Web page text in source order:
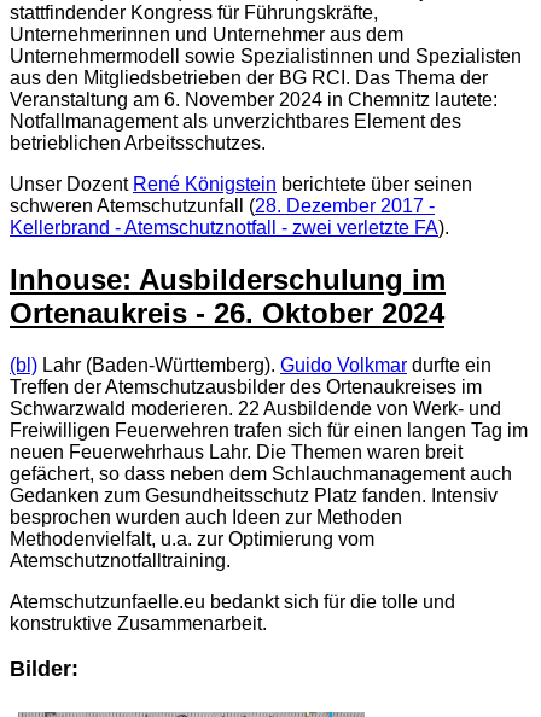
stattfindender Kongress für Führungskräfte,
Unternehmerinnen und Unternehmer aus dem
Unternehmermodell sowie Spezialistinnen und Spezialisten
aus den Mitgliedsbetrieben der BG RCI. Das Thema der
Veranstaltung am 6. November 2024 in Chemnitz lautete:
Notfallmanagement als unverzichtbares Element des
betrieblichen Arbeitsschutzes.
Unser Dozent René Königstein berichtete über seinen
schweren Atemschutzunfall (28. Dezember 2017 -
Kellerbrand - Atemschutznotfall - zwei verletzte FA).
Inhouse: Ausbilderschulung im
Ortenaukreis - 26. Oktober 2024
(bl) Lahr (Baden-Württemberg). Guido Volkmar durfte ein
Treffen der Atemschutzausbilder des Ortenaukreises im
Schwarzwald moderieren. 22 Ausbildende von Werk- und
Freiwilligen Feuerwehren trafen sich für einen langen Tag im
neuen Feuerwehrhaus Lahr. Die Themen waren breit
gefächert, so dass neben dem Schlauchmanagement auch
Gedanken zum Gesundheitsschutz Platz fanden. Intensiv
besprochen wurden auch Ideen zur Methoden
Methodenvielfalt, u.a. zur Optimierung vom
Atemschutznotfalltraining.
Atemschutzunfaelle.eu bedankt sich für die tolle und
konstruktive Zusammenarbeit.
Bilder: